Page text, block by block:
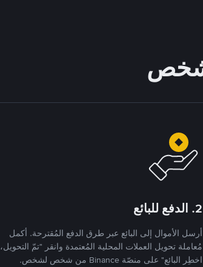
2. الدفع للبائع
أرسل الأموال إلى البائع عبر طرق الدفع المُقترحة. أكمل
مُعاملة تحويل العملات المحلية المُعتمدة وانقر "تمّ التحويل،
اخطِر البائع" على منصّة Binance من شخص لشخص.